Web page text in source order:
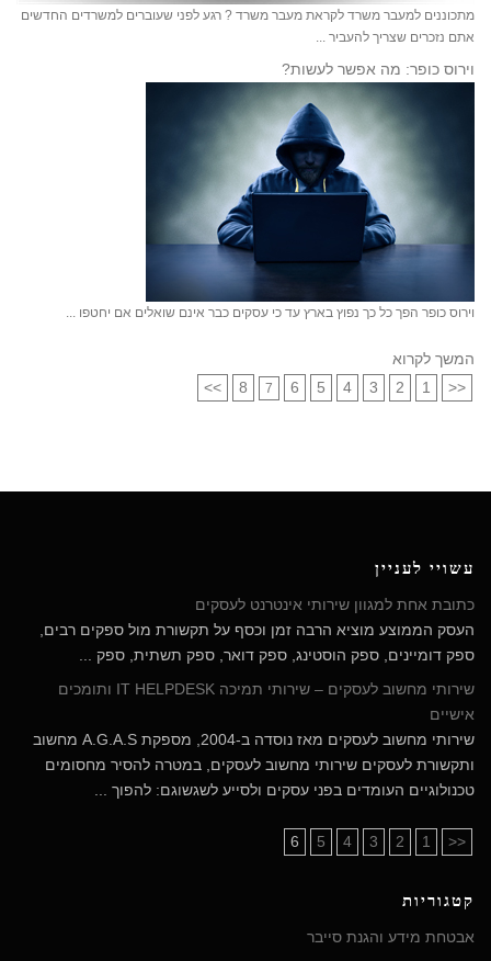
מתכוננים למעבר משרד לקראת מעבר משרד ? רגע לפני שעוברים למשרדים החדשים
אתם נזכרים שצריך להעביר ...
וירוס כופר: מה אפשר לעשות?
וירוס כופר הפך כל כך נפוץ בארץ עד כי עסקים כבר אינם שואלים אם יחטפו ...
המשך לקרוא
<<
1
2
3
4
5
6
7
8
>>
עשויי לעניין
כתובת אחת למגוון שירותי אינטרנט לעסקים
העסק הממוצע מוציא הרבה זמן וכסף על תקשורת מול ספקים רבים,
ספק דומיינים, ספק הוסטינג, ספק דואר, ספק תשתית, ספק ...
שירותי מחשוב לעסקים – שירותי תמיכה IT HELPDESK ותומכים
אישיים
שירותי מחשוב לעסקים מאז נוסדה ב-2004, מספקת A.G.A.S מחשוב
ותקשורת לעסקים שירותי מחשוב לעסקים, במטרה להסיר מחסומים
טכנולוגיים העומדים בפני עסקים ולסייע לשגשוגם: להפוך ...
<<
1
2
3
4
5
6
קטגוריות
אבטחת מידע והגנת סייבר